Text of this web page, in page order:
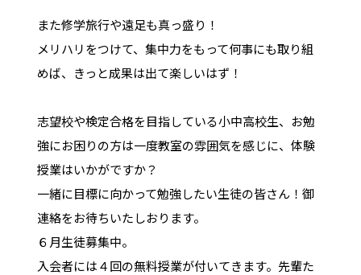
また修学旅行や遠足も真っ盛り！
メリハリをつけて、集中力をもって何事にも取り組
めば、きっと成果は出て楽しいはず！
志望校や検定合格を目指している小中高校生、お勉
強にお困りの方は一度教室の雰囲気を感じに、体験
授業はいかがですか？
一緒に目標に向かって勉強したい生徒の皆さん！御
連絡をお待ちいたしおります。
６月生徒募集中。
入会者には４回の無料授業が付いてきます。先輩た